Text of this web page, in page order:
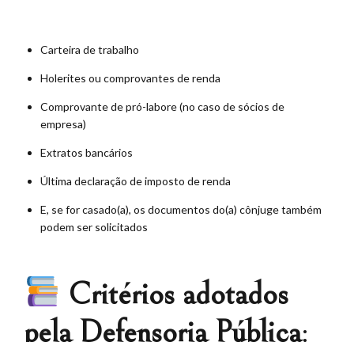
Carteira de trabalho
Holerites ou comprovantes de renda
Comprovante de pró-labore (no caso de sócios de
empresa)
Extratos bancários
Última declaração de imposto de renda
E, se for casado(a), os documentos do(a) cônjuge também
podem ser solicitados
Critérios adotados
pela Defensoria Pública: